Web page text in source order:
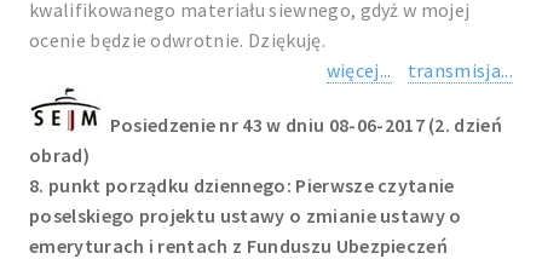
kwalifikowanego materiału siewnego, gdyż w mojej
ocenie będzie odwrotnie. Dziękuję.
więcej...
transmisja...
Posiedzenie nr 43 w dniu 08-06-2017 (2. dzień
obrad)
8. punkt porządku dziennego: Pierwsze czytanie
poselskiego projektu ustawy o zmianie ustawy o
emeryturach i rentach z Funduszu Ubezpieczeń